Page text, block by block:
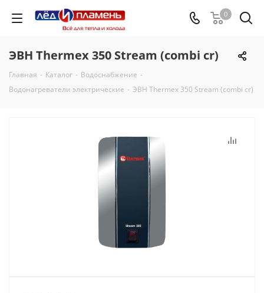
0
ЭВН Thermex 350 Stream (combi cr)
Главная - Каталог - Водоснабжение -
Водонагреватели электрические - ЭВН Thermex 350 Stream (combi cr)